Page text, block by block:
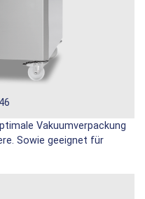
Vakuumverpackung
Sowie geeignet für